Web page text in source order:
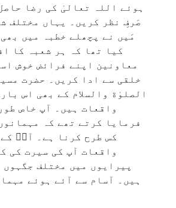
ہوئے اللہ تعالیٰ کی رضا
صَرفِ نظر کریں۔ یہاں مختلف
مَیں نے پچھلے خطبہ میں
کیا تھا کہ ہر شعبہ کا
معاونین اپنے فرائض خوش
خلقی سے ادا کریں۔ حضرت
الصلوٰة والسلام کے بھی اس
واقعات ہیں۔ آپ خاص
فرمایا کرتے تھے کہ
کس طرح کرنا ہے۔ آپؑ کے
واقعات آپ کی سیرت کی
پیرایوں میں مختلف
ہیں۔ آسام سے آئے ہوئے